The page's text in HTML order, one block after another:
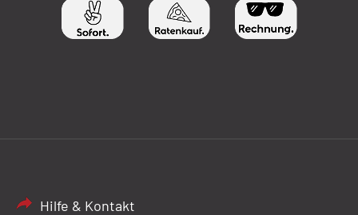
Hilfe & Kontakt